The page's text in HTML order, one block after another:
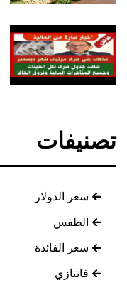
تصنيفات
سعر الدولار
الطقس
سعر الفائدة
فانتازي